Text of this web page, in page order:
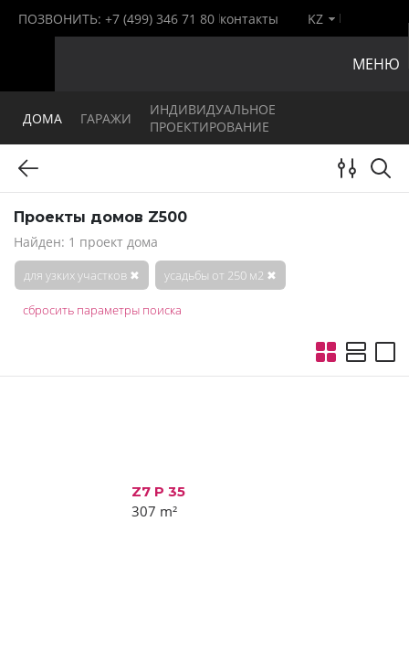
ПОЗВОНИТЬ: +7 (499) 346 71 80 контакты KZ
МЕНЮ
ДОМА ГАРАЖИ
ИНДИВИДУАЛЬНОЕ
ПРОЕКТИРОВАНИЕ
Проекты домов Z500
Найден: 1 проект дома
для узких участков ✖ усадьбы от 250 м2 ✖
сбросить параметры поиска
Z7 P 35
307 m²